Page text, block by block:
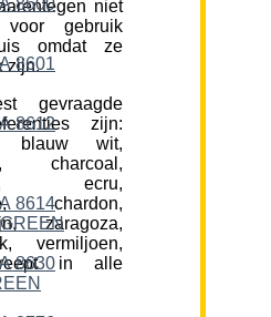
niet
voor gebruik
omdat ze
zijn.
gevraagde
zijn:
blauw wit,
charcoal,
ecru,
chardon,
zaragoza,
vermiljoen,
in alle